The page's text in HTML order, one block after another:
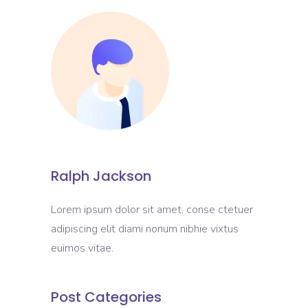
Ralph Jackson
Lorem ipsum dolor sit amet, conse ctetuer
adipiscing elit diami nonum nibhie vixtus
euimos vitae.
Post Categories